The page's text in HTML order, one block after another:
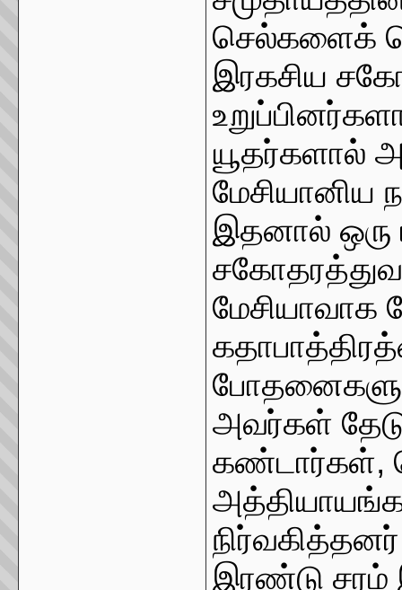
செல்களைக்
இரகசிய
யூதர்களால்
மேசியானிய
இதனால் ஒரு
மேசியாவாக
அவர்கள்
கண்டார்கள்,
இரண்டு சரம்